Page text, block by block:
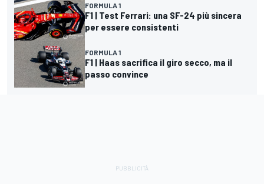
FORMULA 1
F1 | Test Ferrari: una SF-24 più sincera
per essere consistenti
FORMULA 1
F1 | Haas sacrifica il giro secco, ma il
passo convince